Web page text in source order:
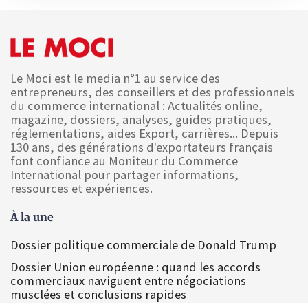
Le Moci est le media n°1 au service des
entrepreneurs, des conseillers et des professionnels
du commerce international : Actualités online,
magazine, dossiers, analyses, guides pratiques,
réglementations, aides Export, carrières... Depuis
130 ans, des générations d'exportateurs français
font confiance au Moniteur du Commerce
International pour partager informations,
ressources et expériences.
À la une
Dossier politique commerciale de Donald Trump
Dossier Union européenne : quand les accords
commerciaux naviguent entre négociations
musclées et conclusions rapides